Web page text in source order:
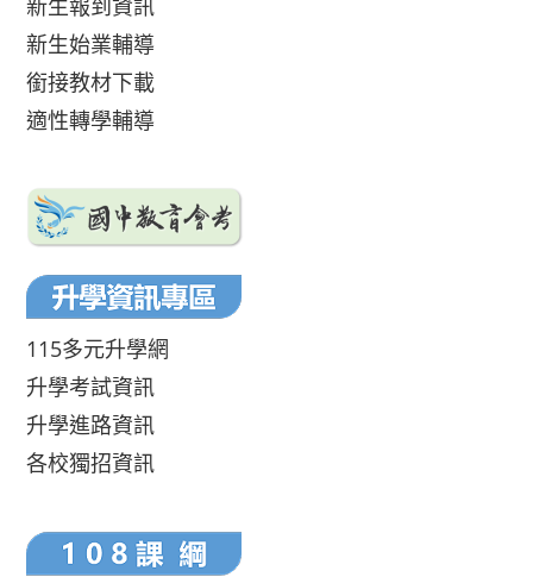
新生報到資訊
新生始業輔導
銜接教材下載
適性轉學輔導
115多元升學網
升學考試資訊
升學進路資訊
各校獨招資訊